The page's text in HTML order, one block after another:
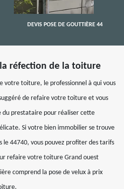
DEVIS POSE DE GOUTTIÈRE 44
réfection de la toiture
votre toiture, le professionnel à qui vous
de refaire votre toiture et vous
prestataire pour réaliser cette
Si votre bien immobilier se trouve
le 44740, vous pouvez profiter des tarifs
refaire votre toiture Grand ouest
comprend la pose de velux à prix